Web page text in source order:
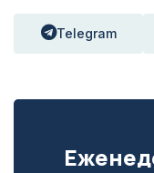
Telegram